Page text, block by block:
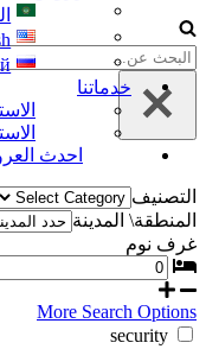
البحث
عن...
خدماتنا
احدث
التصنيف
المنطقة\ المدينة
غرف نوم
More Search Options